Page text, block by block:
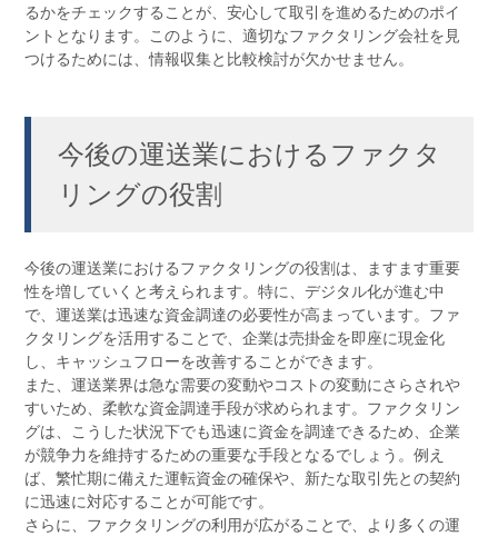
るかをチェックすることが、安心して取引を進めるためのポイ
ントとなります。このように、適切なファクタリング会社を見
つけるためには、情報収集と比較検討が欠かせません。
今後の運送業におけるファクタ
リングの役割
今後の運送業におけるファクタリングの役割は、ますます重要
性を増していくと考えられます。特に、デジタル化が進む中
で、運送業は迅速な資金調達の必要性が高まっています。ファ
クタリングを活用することで、企業は売掛金を即座に現金化
し、キャッシュフローを改善することができます。
また、運送業界は急な需要の変動やコストの変動にさらされや
すいため、柔軟な資金調達手段が求められます。ファクタリン
グは、こうした状況下でも迅速に資金を調達できるため、企業
が競争力を維持するための重要な手段となるでしょう。例え
ば、繁忙期に備えた運転資金の確保や、新たな取引先との契約
に迅速に対応することが可能です。
さらに、ファクタリングの利用が広がることで、より多くの運